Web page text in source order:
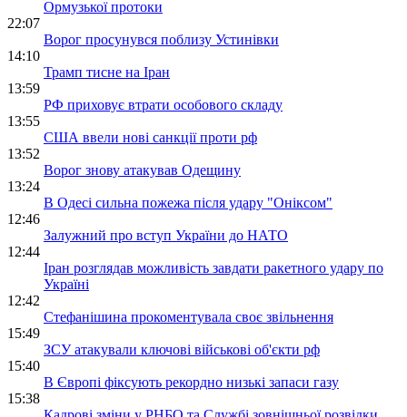
Ормузької протоки
22:07
Ворог просунувся поблизу Устинівки
14:10
Трамп тисне на Іран
13:59
РФ приховує втрати особового складу
13:55
США ввели нові санкції проти рф
13:52
Ворог знову атакував Одещину
13:24
В Одесі сильна пожежа після удару "Оніксом"
12:46
Залужний про вступ України до НАТО
12:44
Іран розглядав можливість завдати ракетного удару по
Україні
12:42
Стефанішина прокоментувала своє звільнення
15:49
ЗСУ атакували ключові військові об'єкти рф
15:40
В Європі фіксують рекордно низькі запаси газу
15:38